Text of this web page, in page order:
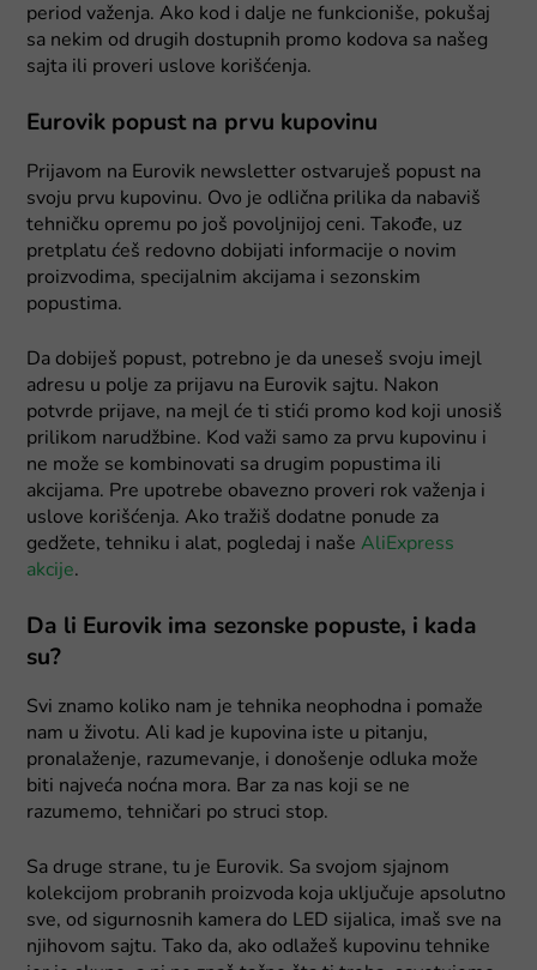
period važenja. Ako kod i dalje ne funkcioniše, pokušaj
sa nekim od drugih dostupnih promo kodova sa našeg
sajta ili proveri uslove korišćenja.
Eurovik popust na prvu kupovinu
Prijavom na Eurovik newsletter ostvaruješ popust na
svoju prvu kupovinu. Ovo je odlična prilika da nabaviš
tehničku opremu po još povoljnijoj ceni. Takođe, uz
pretplatu ćeš redovno dobijati informacije o novim
proizvodima, specijalnim akcijama i sezonskim
popustima.
Da dobiješ popust, potrebno je da uneseš svoju imejl
adresu u polje za prijavu na Eurovik sajtu. Nakon
potvrde prijave, na mejl će ti stići promo kod koji unosiš
prilikom narudžbine. Kod važi samo za prvu kupovinu i
ne može se kombinovati sa drugim popustima ili
akcijama. Pre upotrebe obavezno proveri rok važenja i
uslove korišćenja. Ako tražiš dodatne ponude za
gedžete, tehniku i alat, pogledaj i našeAliExpress
akcije.
Da li Eurovik ima sezonske popuste, i kada
su?
Svi znamo koliko nam je tehnika neophodna i pomaže
nam u životu. Ali kad je kupovina iste u pitanju,
pronalaženje, razumevanje, i donošenje odluka može
biti najveća noćna mora. Bar za nas koji se ne
razumemo, tehničari po struci stop.
Sa druge strane, tu je Eurovik. Sa svojom sjajnom
kolekcijom probranih proizvoda koja uključuje apsolutno
sve, od sigurnosnih kamera do LED sijalica, imaš sve na
njihovom sajtu. Tako da, ako odlažeš kupovinu tehnike